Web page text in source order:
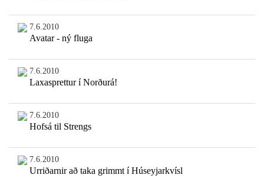
7.6.2010
Avatar - ný fluga
7.6.2010
Laxasprettur í Norðurá!
7.6.2010
Hofsá til Strengs
7.6.2010
Urriðarnir að taka grimmt í Húseyjarkvísl